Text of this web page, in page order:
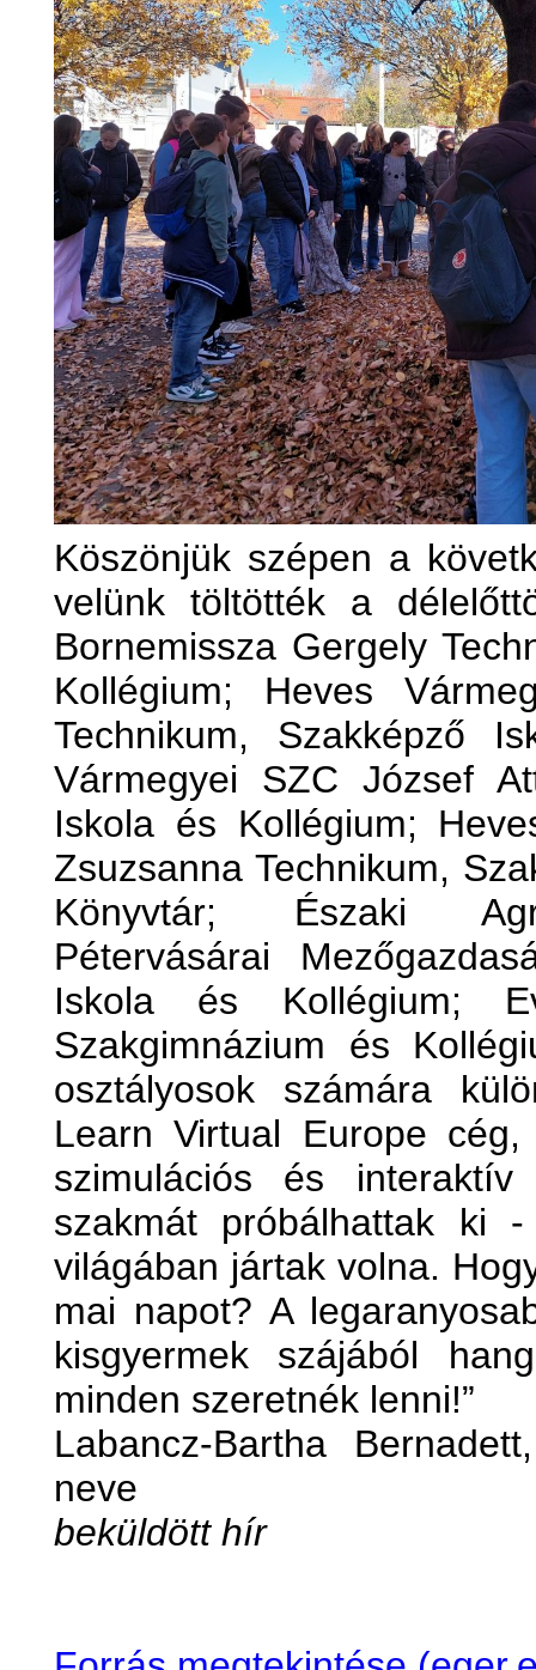
Köszönjük szépen a
velünk töltötték a
Bornemissza Gergely
Kollégium; Heves
Technikum, Szakképző
Vármegyei SZC József
Iskola és Kollégium;
Zsuzsanna Technikum,
Könyvtár; Északi
Pétervásárai
Iskola és Kollégium;
Szakgimnázium és
osztályosok számára
Learn Virtual Europe
szimulációs és
szakmát próbálhattak ki
világában jártak volna.
mai napot? A
kisgyermek szájából
minden szeretnék lenni!”
Labancz-Bartha
neve
beküldött hír